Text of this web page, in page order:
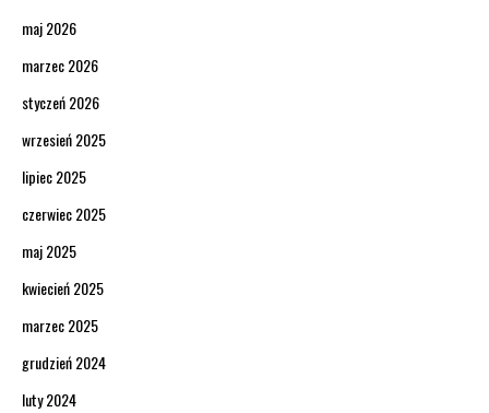
maj 2026
marzec 2026
styczeń 2026
wrzesień 2025
lipiec 2025
czerwiec 2025
maj 2025
kwiecień 2025
marzec 2025
grudzień 2024
luty 2024